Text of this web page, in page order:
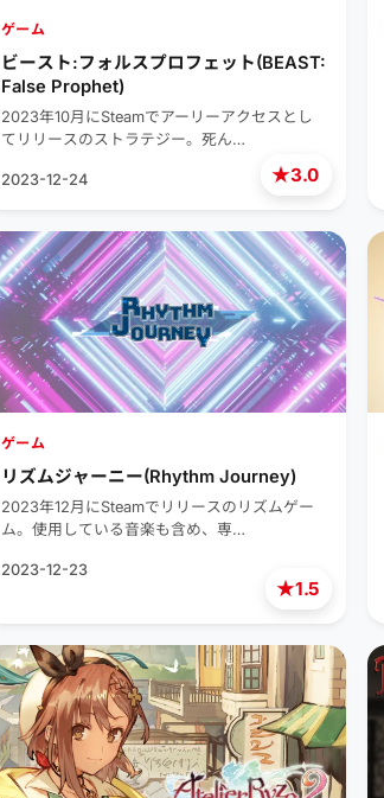
★3.0
ゲーム
ビースト:フォルスプロフェット(BEAST:
False Prophet)
2023年10月にSteamでアーリーアクセスとし
てリリースのストラテジー。死ん…
2023-12-24
★1.5
ゲーム
リズムジャーニー(Rhythm Journey)
2023年12月にSteamでリリースのリズムゲー
ム。使用している音楽も含め、専…
2023-12-23